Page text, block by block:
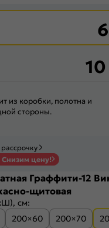
из коробки, полотна и
стороны.
цену!
Граффити-12
щитовая
см:
200×60 200×70